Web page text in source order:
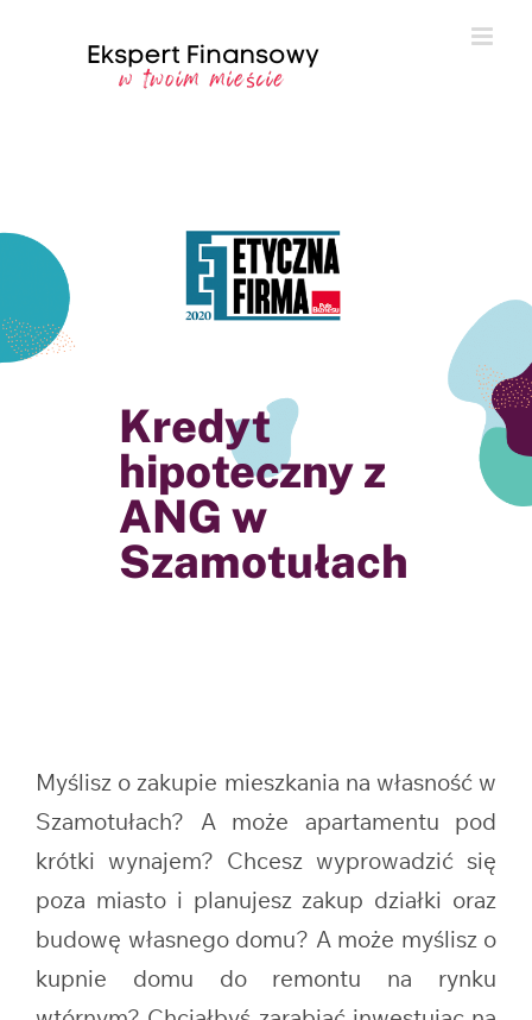
Kredyt
hipoteczny z
ANG w
Szamotułach
Myślisz o zakupie mieszkania na własność w
Szamotułach? A może apartamentu pod
krótki wynajem? Chcesz wyprowadzić się
poza miasto i planujesz zakup działki oraz
budowę własnego domu? A może myślisz o
kupnie domu do remontu na rynku